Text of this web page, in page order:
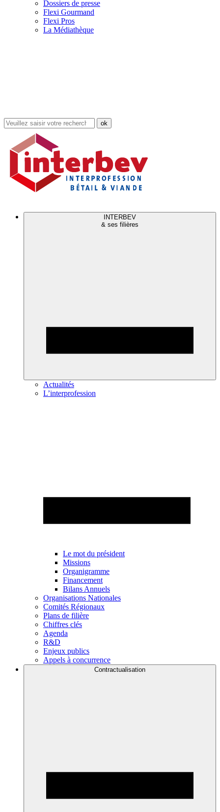
Dossiers de presse
Flexi Gourmand
Flexi Pros
La Médiathèque
Rechercher
dans
site
INTERBEV
& ses filières
Actualités
L’interprofession
Le mot du président
Missions
Organigramme
Financement
Bilans Annuels
Organisations Nationales
Comités Régionaux
Plans de filière
Chiffres clés
Agenda
R&D
Enjeux publics
Appels à concurrence
Contractualisation